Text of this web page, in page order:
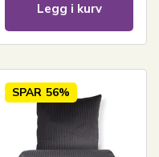
Legg i kurv
SPAR 56%